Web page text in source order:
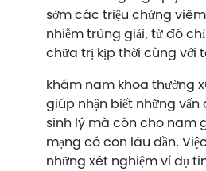
sớm các triệu chứng
nhiễm trùng giải, từ đó
chữa trị kịp thời cùng với
khám nam khoa thường
giúp nhận biết những vấn
sinh lý mà còn cho nam
mạng có con lâu dần.
những xét nghiệm ví dụ